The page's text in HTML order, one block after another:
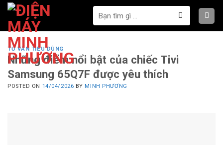
Bỏ
nội
dung
kiếm:
TƯ VẤN TIÊU DÙNG
Những điểm nổi bật của chiếc Tivi
Samsung 65Q7F được yêu thích
POSTED ON 14/04/2026 BY MINH PHƯƠNG